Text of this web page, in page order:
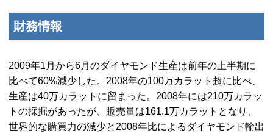
財務情報
2009年1月から6月のダイヤモンド生産は前年の上半期に
比べて60%減少した。2008年の100万カラット超に比べ、
生産は40万カラットに留まった。2008年には210万カラッ
トの採掘があったが、販売量は161.1万カラットとなり、
世界的な購買力の減少と2008年比によるダイヤモンド輸出